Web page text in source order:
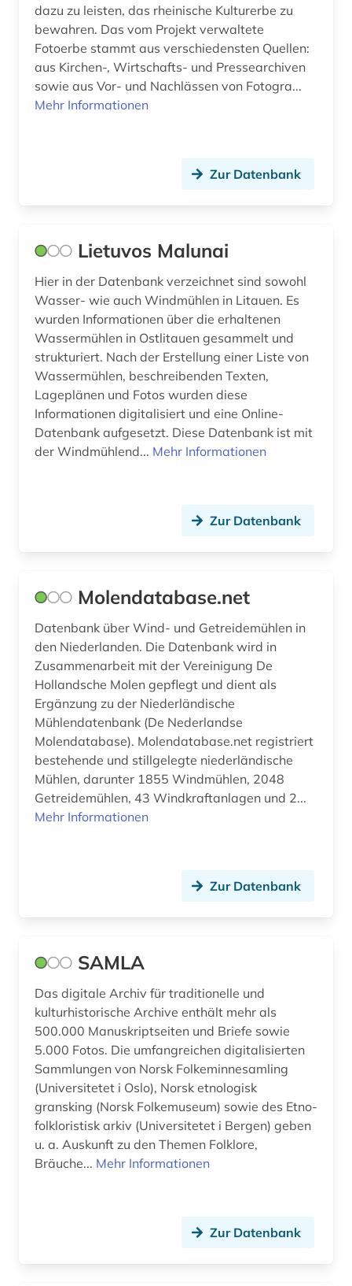
dazu zu leisten, das rheinische Kulturerbe zu
bewahren. Das vom Projekt verwaltete
Fotoerbe stammt aus verschiedensten Quellen:
aus Kirchen-, Wirtschafts- und Pressearchiven
sowie aus Vor- und Nachlässen von Fotogra...
Mehr Informationen
Zur Datenbank
Lietuvos Malunai
Hier in der Datenbank verzeichnet sind sowohl
Wasser- wie auch Windmühlen in Litauen. Es
wurden Informationen über die erhaltenen
Wassermühlen in Ostlitauen gesammelt und
strukturiert. Nach der Erstellung einer Liste von
Wassermühlen, beschreibenden Texten,
Lageplänen und Fotos wurden diese
Informationen digitalisiert und eine Online-
Datenbank aufgesetzt. Diese Datenbank ist mit
der Windmühlend... Mehr Informationen
Zur Datenbank
Molendatabase.net
Datenbank über Wind- und Getreidemühlen in
den Niederlanden. Die Datenbank wird in
Zusammenarbeit mit der Vereinigung De
Hollandsche Molen gepflegt und dient als
Ergänzung zu der Niederländische
Mühlendatenbank (De Nederlandse
Molendatabase). Molendatabase.net registriert
bestehende und stillgelegte niederländische
Mühlen, darunter 1855 Windmühlen, 2048
Getreidemühlen, 43 Windkraftanlagen und 2...
Mehr Informationen
Zur Datenbank
SAMLA
Das digitale Archiv für traditionelle und
kulturhistorische Archive enthält mehr als
500.000 Manuskriptseiten und Briefe sowie
5.000 Fotos. Die umfangreichen digitalisierten
Sammlungen von Norsk Folkeminnesamling
(Universitetet i Oslo), Norsk etnologisk
gransking (Norsk Folkemuseum) sowie des Etno-
folkloristisk arkiv (Universitetet i Bergen) geben
u. a. Auskunft zu den Themen Folklore,
Bräuche... Mehr Informationen
Zur Datenbank